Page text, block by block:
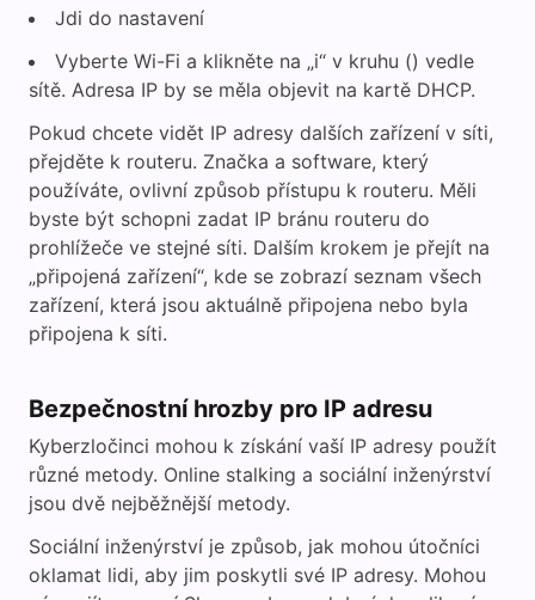
Jdi do nastavení
Vyberte Wi-Fi a klikněte na „i“ v kruhu () vedle
sítě. Adresa IP by se měla objevit na kartě DHCP.
Pokud chcete vidět IP adresy dalších zařízení v síti,
přejděte k routeru. Značka a software, který
používáte, ovlivní způsob přístupu k routeru. Měli
byste být schopni zadat IP bránu routeru do
prohlížeče ve stejné síti. Dalším krokem je přejít na
„připojená zařízení“, kde se zobrazí seznam všech
zařízení, která jsou aktuálně připojena nebo byla
připojena k síti.
Bezpečnostní hrozby pro IP adresu
Kyberzločinci mohou k získání vaší IP adresy použít
různé metody. Online stalking a sociální inženýrství
jsou dvě nejběžnější metody.
Sociální inženýrství je způsob, jak mohou útočníci
oklamat lidi, aby jim poskytli své IP adresy. Mohou